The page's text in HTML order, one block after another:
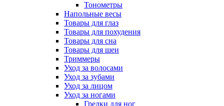
Тонометры
Напольные весы
Товары для глаз
Товары для похудения
Товары для сна
Товары для шеи
Триммеры
Уход за волосами
Уход за зубами
Уход за лицом
Уход за ногами
Грелки для ног